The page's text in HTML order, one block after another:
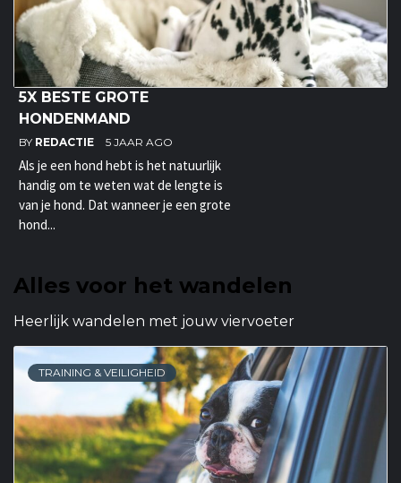
5X BESTE GROTE
HONDENMAND
BY REDACTIE 5 JAAR AGO
Als je een hond hebt is het natuurlijk
handig om te weten wat de lengte is
van je hond. Dat wanneer je een grote
hond...
Alles voor het wandelen
Heerlijk wandelen met jouw viervoeter
TRAINING & VEILIGHEID